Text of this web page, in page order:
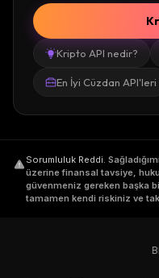
Kripto API nedir?
En İyi Cüzdan API'leri
Sorumluluk Reddi.
üzerine finansal tavsiye,
güvenmeniz gereken başka
tamamen kendi riskiniz ve